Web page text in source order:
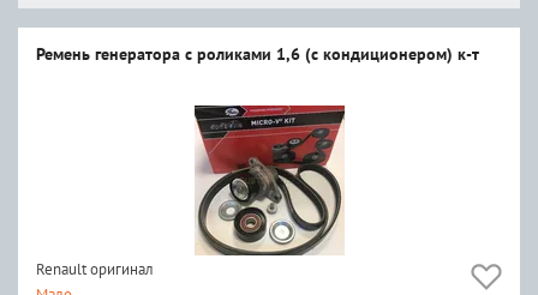
Ремень генератора с роликами 1,6 (с кондиционером) к-т
Renault оригинал